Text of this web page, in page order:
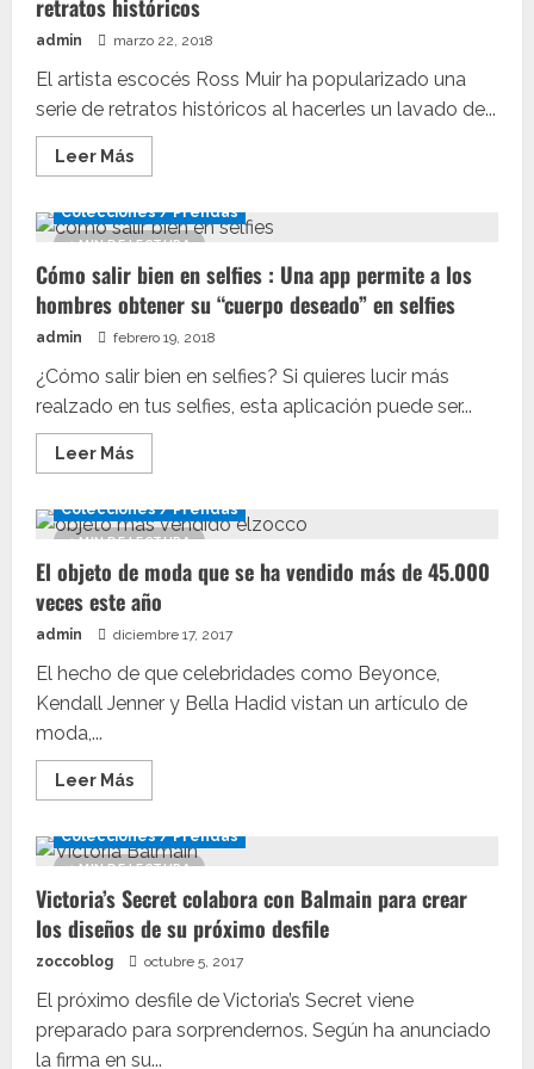
a
Vans
retratos históricos
admin marzo 22, 2018
El artista escocés Ross Muir ha popularizado una
serie de retratos históricos al hacerles un lavado de...
Leer MásLeer
más
Un
artista
un
cambio
de
gamberro
retratos
históricos
1 MIN DE LECTURA
Colecciones / Prendas
Cómo salir bien en selfies : Una app permite a los
hombres obtener su “cuerpo deseado” en selfies
admin febrero 19, 2018
¿Cómo salir bien en selfies? Si quieres lucir más
realzado en tus selfies, esta aplicación puede ser...
Leer MásLeer
más
Cómo
salir
en
selfies
:
app
a
los
hombres
obtener
en
selfies
1 MIN DE LECTURA
Colecciones / Prendas
El objeto de moda que se ha vendido más de 45.000
veces este año
admin diciembre 17, 2017
El hecho de que celebridades como Beyonce,
Kendall Jenner y Bella Hadid vistan un artículo de
moda,...
Leer MásLeer
más
El
objeto
moda
que
se
vendido
de
45.000
veces
este
año
1 MIN DE LECTURA
Colecciones / Prendas
Victoria’s Secret colabora con Balmain para crear
los diseños de su próximo desfile
zoccoblog octubre 5, 2017
El próximo desfile de Victoria’s Secret viene
preparado para sorprendernos. Según ha anunciado
la firma en su...